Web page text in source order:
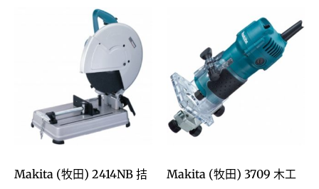
Makita (牧田) 2414NB 拮
Makita (牧田) 3709 木工